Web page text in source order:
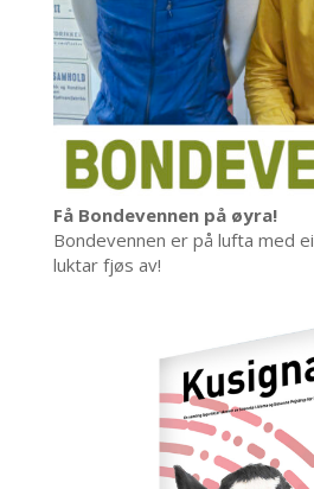
Få Bondevennen på øyra!
Bondevennen er på lufta med
luktar fjøs av!